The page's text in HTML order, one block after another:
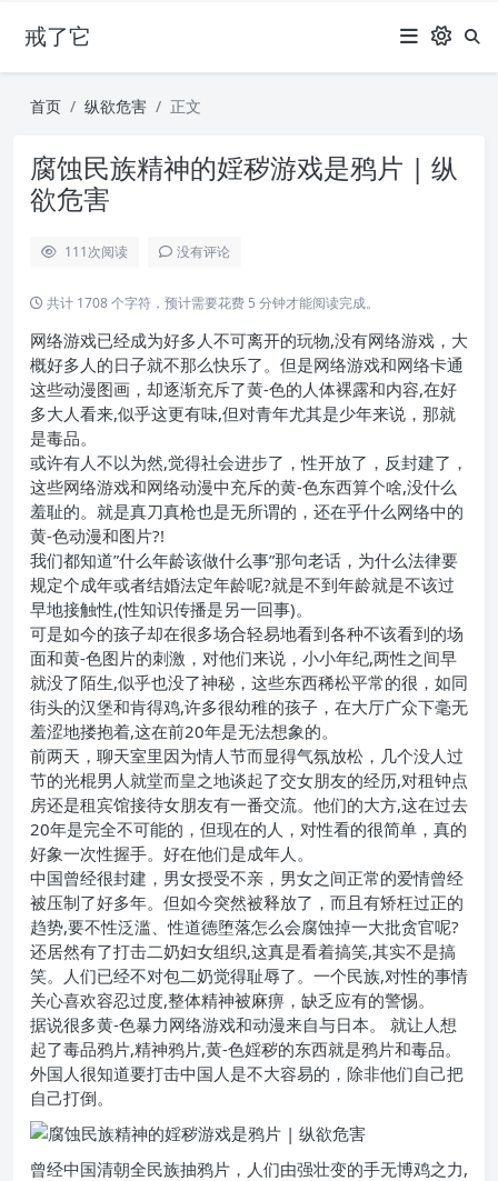
戒了它
首页 纵欲危害 正文
腐蚀民族精神的婬秽游戏是鸦片 | 纵
欲危害
111次阅读 没有评论
共计 1708 个字符，预计需要花费 5 分钟才能阅读完成。
网络游戏已经成为好多人不可离开的玩物,没有网络游戏，大
概好多人的日子就不那么快乐了。但是网络游戏和网络卡通
这些动漫图画，却逐渐充斥了黄-色的人体裸露和内容,在好
多大人看来,似乎这更有味,但对青年尤其是少年来说，那就
是毒品。
或许有人不以为然,觉得社会进步了，性开放了，反封建了，
这些网络游戏和网络动漫中充斥的黄-色东西算个啥,没什么
羞耻的。就是真刀真枪也是无所谓的，还在乎什么网络中的
黄-色动漫和图片?!
我们都知道”什么年龄该做什么事”那句老话，为什么法律要
规定个成年或者结婚法定年龄呢?就是不到年龄就是不该过
早地接触性,(性知识传播是另一回事)。
可是如今的孩子却在很多场合轻易地看到各种不该看到的场
面和黄-色图片的刺激，对他们来说，小小年纪,两性之间早
就没了陌生,似乎也没了神秘，这些东西稀松平常的很，如同
街头的汉堡和肯得鸡,许多很幼稚的孩子，在大厅广众下毫无
羞涩地搂抱着,这在前20年是无法想象的。
前两天，聊天室里因为情人节而显得气氛放松，几个没人过
节的光棍男人就堂而皇之地谈起了交女朋友的经历,对租钟点
房还是租宾馆接待女朋友有一番交流。他们的大方,这在过去
20年是完全不可能的，但现在的人，对性看的很简单，真的
好象一次性握手。好在他们是成年人。
中国曾经很封建，男女授受不亲，男女之间正常的爱情曾经
被压制了好多年。但如今突然被释放了，而且有矫枉过正的
趋势,要不性泛滥、性道德堕落怎么会腐蚀掉一大批贪官呢?
还居然有了打击二奶妇女组织,这真是看着搞笑,其实不是搞
笑。人们已经不对包二奶觉得耻辱了。一个民族,对性的事情
关心喜欢容忍过度,整体精神被麻痹，缺乏应有的警惕。
据说很多黄-色暴力网络游戏和动漫来自与日本。 就让人想
起了毒品鸦片,精神鸦片,黄-色婬秽的东西就是鸦片和毒品。
外国人很知道要打击中国人是不大容易的，除非他们自己把
自己打倒。
曾经中国清朝全民族抽鸦片，人们由强壮变的手无博鸡之力,